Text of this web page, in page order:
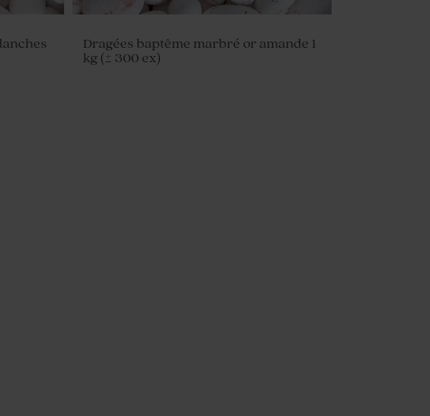
Dragées baptême marbré or amande 1
kg (± 300 ex)